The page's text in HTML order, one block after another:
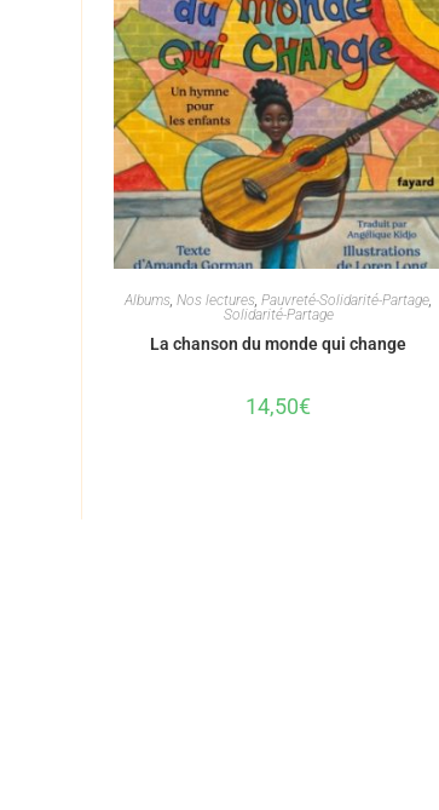
Albums ,Nos lectures ,Pauvreté-Solidarité-Partage
Solidarité-Partage
La chanson du monde qui change
14,50€